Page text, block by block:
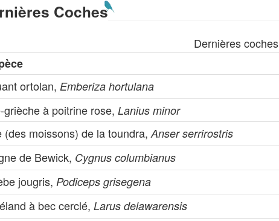
Coches
Dernières coches
ortolan, Emberiza hortulana
grièche à poitrine rose,Lanius minor
(des moissons) de la toundra,Anser serrirostris
de Bewick, Cygnus columbianus
jougris, Podiceps grisegena
à bec cerclé,Larus delawarensis